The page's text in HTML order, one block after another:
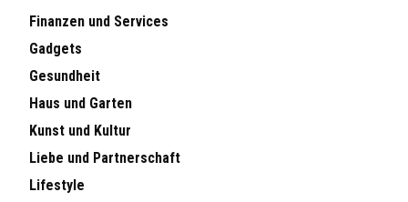
Finanzen und Services
Gadgets
Gesundheit
Haus und Garten
Kunst und Kultur
Liebe und Partnerschaft
Lifestyle